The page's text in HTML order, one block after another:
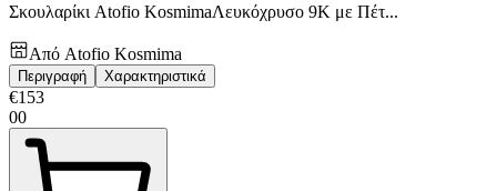
Σκουλαρίκι Atofio KosmimaΛευκόχρυσο 9Κ με Πέτ...
Από Atofio Kosmima
Περιγραφή Χαρακτηριστικά
€153
00